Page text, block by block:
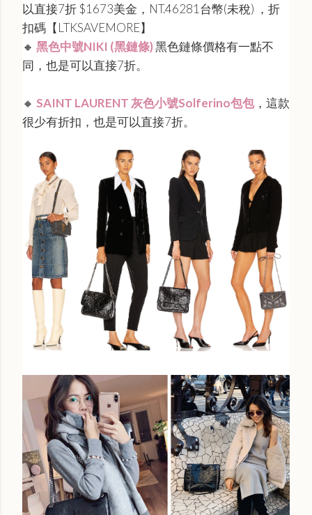
以直接7折 $1673美金，NT.46281台幣(未稅) ，折
扣碼【LTKSAVEMORE】
🔸 黑色中號NIKI (黑鏈條)黑色鏈條價格有一點不
同，也是可以直接7折。
🔸 SAINT LAURENT 灰色小號Solferino包包，這款
很少有折扣，也是可以直接7折。